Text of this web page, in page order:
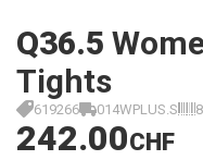
Q36.5
Tights
619266 014WPLUS.S
242.00CHF